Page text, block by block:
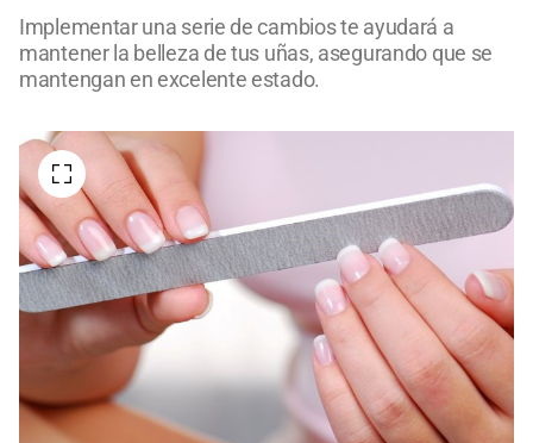
Implementar una serie de cambios te ayudará a
mantener la belleza de tus uñas, asegurando que se
mantengan en excelente estado.